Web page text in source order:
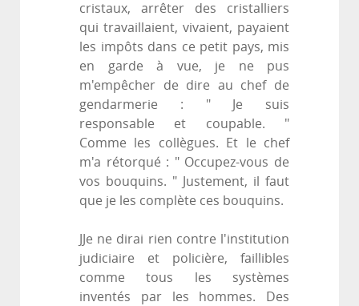
cristaux, arrêter des cristalliers
qui travaillaient, vivaient, payaient
les impôts dans ce petit pays, mis
en garde à vue, je ne pus
m'empêcher de dire au chef de
gendarmerie : " Je suis
responsable et coupable. "
Comme les collègues. Et le chef
m'a rétorqué : " Occupez-vous de
vos bouquins. " Justement, il faut
que je les complète ces bouquins.
JJe ne dirai rien contre l'institution
judiciaire et policière, faillibles
comme tous les systèmes
inventés par les hommes. Des